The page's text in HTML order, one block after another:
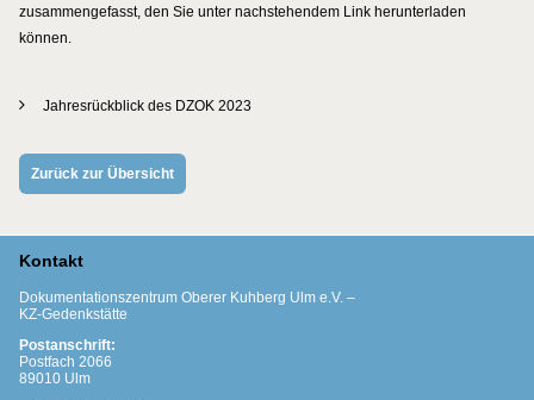
zusammengefasst, den Sie unter nachstehendem Link herunterladen
können.
Jahresrückblick des DZOK 2023
Zurück zur Übersicht
Kontakt
Dokumentationszentrum Oberer Kuhberg Ulm e.V. –
KZ-Gedenkstätte
Postanschrift:
Postfach 2066
89010 Ulm